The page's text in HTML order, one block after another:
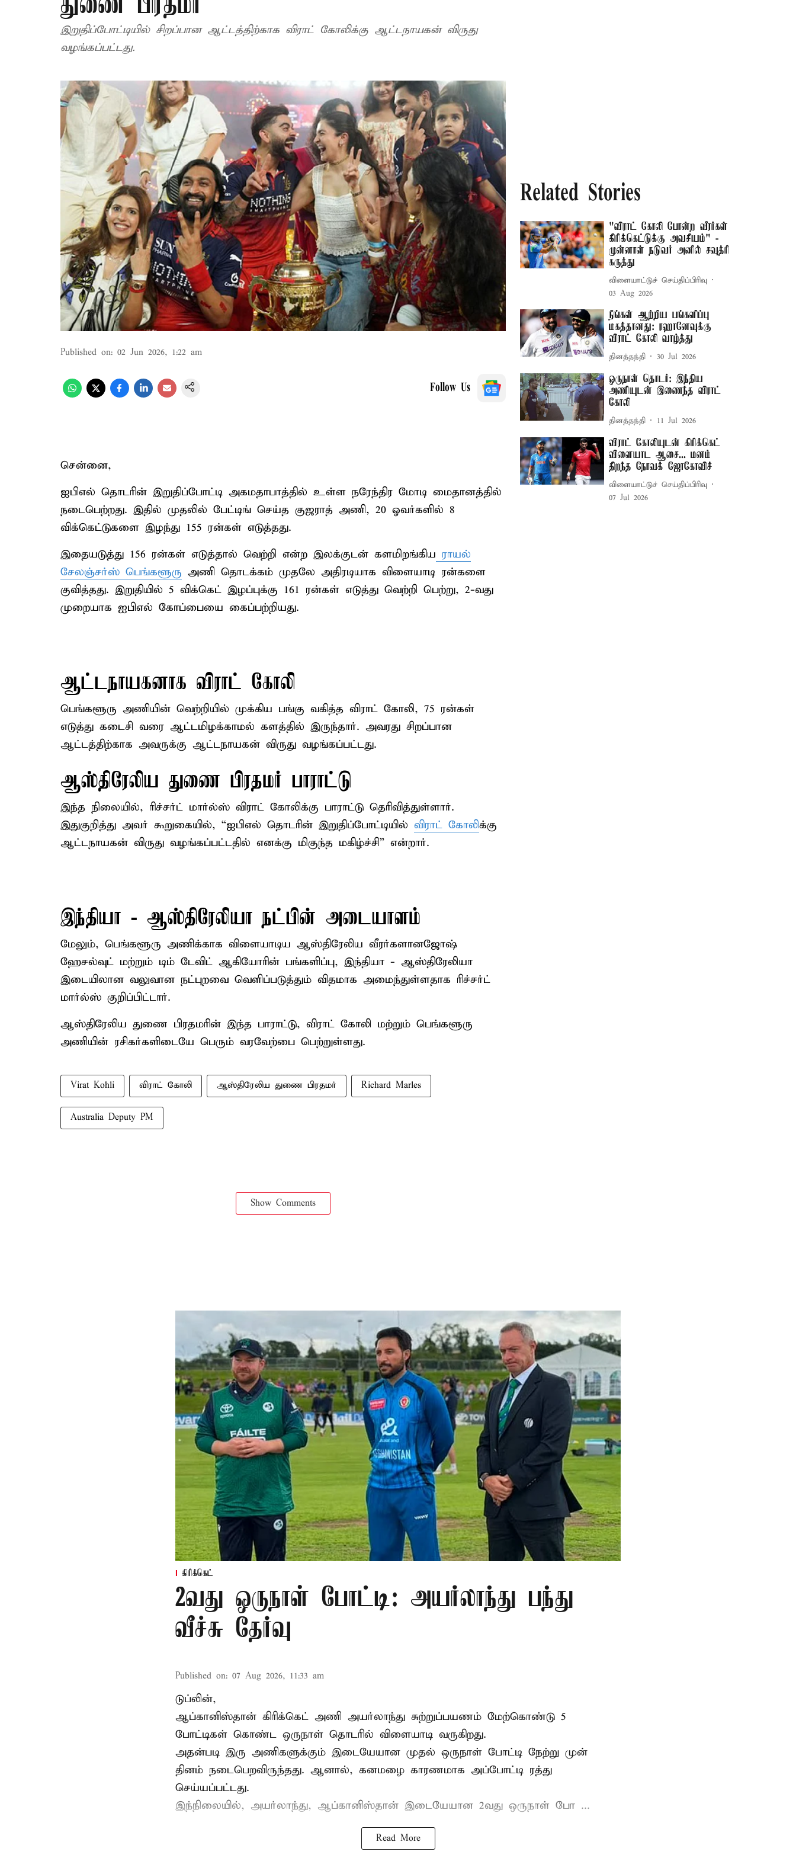
இறுதிப்போட்டியில் சிறப்பான ஆட்டத்திற்காக விராட் கோலிக்கு ஆட்டநாயகன் விருது
வழங்கப்பட்டது.
Published on: 02 Jun 2026, 1:22 am
Follow Us
சென்னை,
ஐபிஎல் தொடரின் இறுதிப்போட்டி அகமதாபாத்தில் உள்ள நரேந்திர மோடி மைதானத்தில்
நடைபெற்றது. இதில் முதலில் பேட்டிங் செய்த குஜராத் அணி, 20 ஓவர்களில் 8
விக்கெட்டுகளை இழந்து 155 ரன்கள் எடுத்தது.
இதையடுத்து 156 ரன்கள் எடுத்தால் வெற்றி என்ற இலக்குடன் களமிறங்கிய ராயல்
சேலஞ்சர்ஸ் பெங்களூரு அணி தொடக்கம் முதலே அதிரடியாக விளையாடி ரன்களை
குவித்தது. இறுதியில் 5 விக்கெட் இழப்புக்கு 161 ரன்கள் எடுத்து வெற்றி பெற்று, 2-வது
முறையாக ஐபிஎல் கோப்பையை கைப்பற்றியது.
ஆட்டநாயகனாக விராட் கோலி
பெங்களூரு அணியின் வெற்றியில் முக்கிய பங்கு வகித்த விராட் கோலி, 75 ரன்கள்
எடுத்து கடைசி வரை ஆட்டமிழக்காமல் களத்தில் இருந்தார். அவரது சிறப்பான
ஆட்டத்திற்காக அவருக்கு ஆட்டநாயகன் விருது வழங்கப்பட்டது.
ஆஸ்திரேலிய துணை பிரதமர் பாராட்டு
இந்த நிலையில், ரிச்சர்ட் மார்ல்ஸ் விராட் கோலிக்கு பாராட்டு தெரிவித்துள்ளார்.
இதுகுறித்து அவர் கூறுகையில், “ஐபிஎல் தொடரின் இறுதிப்போட்டியில் விராட் கோலிக்கு
ஆட்டநாயகன் விருது வழங்கப்பட்டதில் எனக்கு மிகுந்த மகிழ்ச்சி” என்றார்.
இந்தியா - ஆஸ்திரேலியா நட்பின் அடையாளம்
மேலும், பெங்களூரு அணிக்காக விளையாடிய ஆஸ்திரேலிய வீரர்களானஜோஷ்
ஹேசல்வுட் மற்றும் டிம் டேவிட் ஆகியோரின் பங்களிப்பு, இந்தியா - ஆஸ்திரேலியா
இடையிலான வலுவான நட்புறவை வெளிப்படுத்தும் விதமாக அமைந்துள்ளதாக ரிச்சர்ட்
மார்ல்ஸ் குறிப்பிட்டார்.
ஆஸ்திரேலிய துணை பிரதமரின் இந்த பாராட்டு, விராட் கோலி மற்றும் பெங்களூரு
அணியின் ரசிகர்களிடையே பெரும் வரவேற்பை பெற்றுள்ளது.
Virat Kohli விராட் கோலி ஆஸ்திரேலிய துணை பிரதமர் Richard Marles
Australia Deputy PM
Show Comments
Related Stories
"விராட் கோலி போன்ற வீரர்கள்
கிரிக்கெட்டுக்கு அவசியம்" -
முன்னாள் நடுவர் அனில் சவுத்ரி
கருத்து
விளையாட்டுச் செய்திப்பிரிவு
03 Aug 2026
நீங்கள் ஆற்றிய பங்களிப்பு
மகத்தானது: ரஹானேவுக்கு
விராட் கோலி வாழ்த்து
தினத்தந்தி 30 Jul 2026
ஒருநாள் தொடர்: இந்திய
அணியுடன் இணைந்த விராட்
கோலி
தினத்தந்தி 11 Jul 2026
விராட் கோலியுடன் கிரிக்கெட்
விளையாட ஆசை... மனம்
திறந்த நோவக் ஜோகோவிச்
விளையாட்டுச் செய்திப்பிரிவு
07 Jul 2026
கிரிக்கெட்
2வது ஒருநாள் போட்டி: அயர்லாந்து பந்து
வீச்சு தேர்வு
Published on: 07 Aug 2026, 11:33 am
டுப்லின்,
ஆப்கானிஸ்தான் கிரிக்கெட் அணி அயர்லாந்து சுற்றுப்பயணம் மேற்கொண்டு 5
போட்டிகள் கொண்ட ஒருநாள் தொடரில் விளையாடி வருகிறது.
அதன்படி இரு அணிகளுக்கும் இடையேயான முதல் ஒருநாள் போட்டி நேற்று முன்
தினம் நடைபெறவிருந்தது. ஆனால், கனமழை காரணமாக அப்போட்டி ரத்து
செய்யப்பட்டது.
இந்நிலையில், அயர்லாந்து, ஆப்கானிஸ்தான் இடையேயான 2வது ஒருநாள் போ ...
Read More